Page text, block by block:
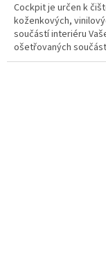
Cockpit je určen k
koženkových,
součástí interiéru
ošetřovaných